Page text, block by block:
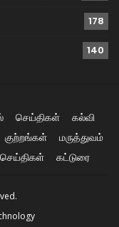
178
140
செய்திகள்
கல்வி
குற்றங்கள்
மருத்துவம்
செய்திகள் கட்டுரை